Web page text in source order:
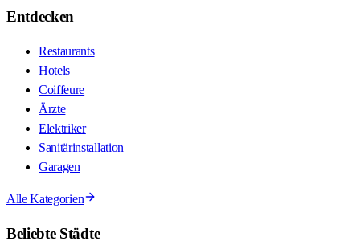
Entdecken
Restaurants
Hotels
Coiffeure
Ärzte
Elektriker
Sanitärinstallation
Garagen
Alle Kategorien
Beliebte Städte